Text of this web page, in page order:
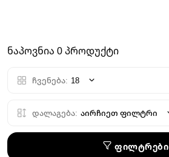
ნაპოვნია 0 პროდუქტი
ჩვენება: 18
დალაგება: აირჩიეთ ფილტრი
ფილტრები